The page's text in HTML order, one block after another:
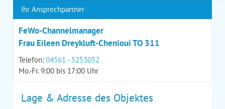
Ihr Ansprechpartner
FeWo-Channelmanager
Frau Eileen Dreykluft-Chenioui TO 311
Telefon: 04561 - 5253052
Mo.-Fr. 9:00 bis 17:00 Uhr
Lage & Adresse des Objektes